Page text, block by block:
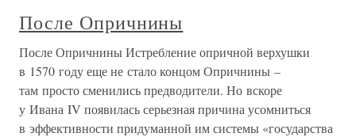
После Опричнины
После Опричнины Истребление опричной верхушки
в 1570 году еще не стало концом Опричнины –
там просто сменились предводители. Но вскоре
у Ивана IV появилась серьезная причина усомниться
в эффективности придуманной им системы «государства